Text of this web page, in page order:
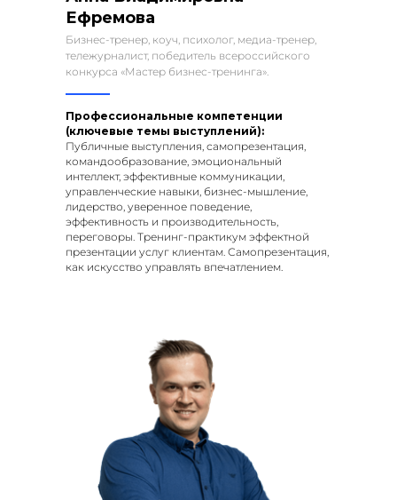
Ефремова
Бизнес-тренер, коуч, психолог, медиа-тренер,
тележурналист, победитель всероссийского
конкурса «Мастер бизнес-тренинга».
Профессиональные компетенции
(ключевые темы выступлений):
Публичные выступления, самопрезентация,
командообразование, эмоциональный
интеллект, эффективные коммуникации,
управленческие навыки, бизнес-мышление,
лидерство, уверенное поведение,
эффективность и производительность,
переговоры. Тренинг-практикум эффектной
презентации услуг клиентам. Самопрезентация,
как искусство управлять впечатлением.